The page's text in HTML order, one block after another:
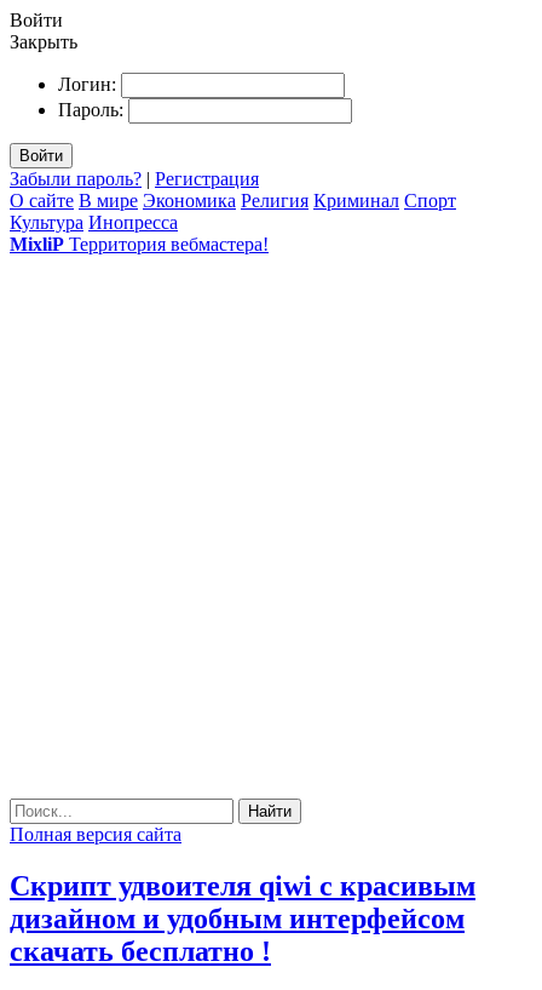
Войти
Закрыть
Логин:
Пароль:
Войти
Забыли пароль? | Регистрация
О сайте В мире Экономика Религия Криминал Спорт
Культура Инопресса
MixliP Территория вебмастера!
Найти
Полная версия сайта
Скрипт удвоителя qiwi с красивым
дизайном и удобным интерфейсом
скачать бесплатно !